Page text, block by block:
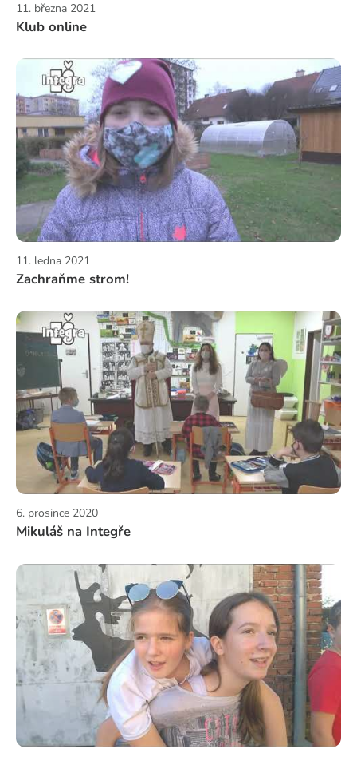
11. března 2021
Klub online
11. ledna 2021
Zachraňme strom!
6. prosince 2020
Mikuláš na Integře